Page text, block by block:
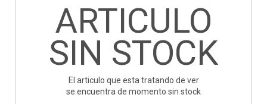
ARTICULO
SIN STOCK
El articulo que esta tratando de ver
se encuentra de momento sin stock